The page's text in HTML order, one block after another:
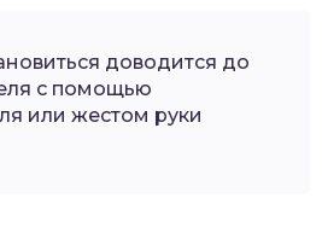
доводится до
с помощью
или жестом руки